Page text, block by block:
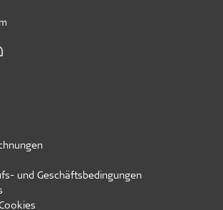
und Geschäftsbedingungen